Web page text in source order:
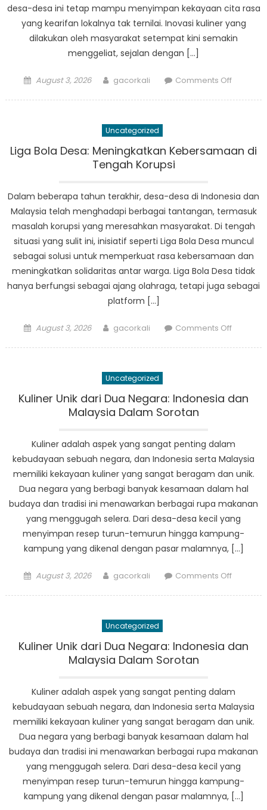
desa-desa ini tetap mampu menyimpan kekayaan cita rasa
yang kearifan lokalnya tak ternilai. Inovasi kuliner yang
dilakukan oleh masyarakat setempat kini semakin
menggeliat, sejalan dengan […]
Posted
August 3, 2026 Author
gacorkali Comments Offon
di
dan
Malaysia
Uncategorized
Liga Bola Desa: Meningkatkan Kebersamaan di
Tengah Korupsi
Dalam beberapa tahun terakhir, desa-desa di Indonesia dan
Malaysia telah menghadapi berbagai tantangan, termasuk
masalah korupsi yang meresahkan masyarakat. Di tengah
situasi yang sulit ini, inisiatif seperti Liga Bola Desa muncul
sebagai solusi untuk memperkuat rasa kebersamaan dan
meningkatkan solidaritas antar warga. Liga Bola Desa tidak
hanya berfungsi sebagai ajang olahraga, tetapi juga sebagai
platform […]
Posted
August 3, 2026 Author
gacorkali Comments Offon
Uncategorized
Kuliner Unik dari Dua Negara: Indonesia dan
Malaysia Dalam Sorotan
Kuliner adalah aspek yang sangat penting dalam
kebudayaan sebuah negara, dan Indonesia serta Malaysia
memiliki kekayaan kuliner yang sangat beragam dan unik.
Dua negara yang berbagi banyak kesamaan dalam hal
budaya dan tradisi ini menawarkan berbagai rupa makanan
yang menggugah selera. Dari desa-desa kecil yang
menyimpan resep turun-temurun hingga kampung-
kampung yang dikenal dengan pasar malamnya, […]
Posted
August 3, 2026 Author
gacorkali Comments Offon
Negara:
Dalam
Sorotan
Uncategorized
Kuliner Unik dari Dua Negara: Indonesia dan
Malaysia Dalam Sorotan
Kuliner adalah aspek yang sangat penting dalam
kebudayaan sebuah negara, dan Indonesia serta Malaysia
memiliki kekayaan kuliner yang sangat beragam dan unik.
Dua negara yang berbagi banyak kesamaan dalam hal
budaya dan tradisi ini menawarkan berbagai rupa makanan
yang menggugah selera. Dari desa-desa kecil yang
menyimpan resep turun-temurun hingga kampung-
kampung yang dikenal dengan pasar malamnya, […]